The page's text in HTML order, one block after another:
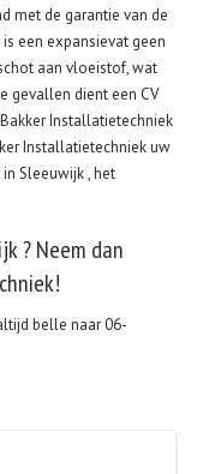
met de garantie van de
een expansievat geen
aan vloeistof, wat
gevallen dient een CV
Installatietechniek
Installatietechniek uw
Sleeuwijk , het
? Neem dan
belle naar 06-